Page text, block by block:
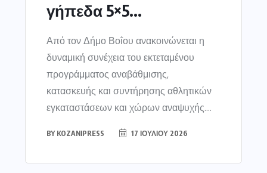
γήπεδα 5×5...
Από τον Δήμο Βοΐου ανακοινώνεται η
δυναμική συνέχεια του εκτεταμένου
προγράμματος αναβάθμισης,
κατασκευής και συντήρησης αθλητικών
εγκαταστάσεων και χώρων αναψυχής....
BY KOZANIPRESS 17 ΙΟΥΛΊΟΥ 2026